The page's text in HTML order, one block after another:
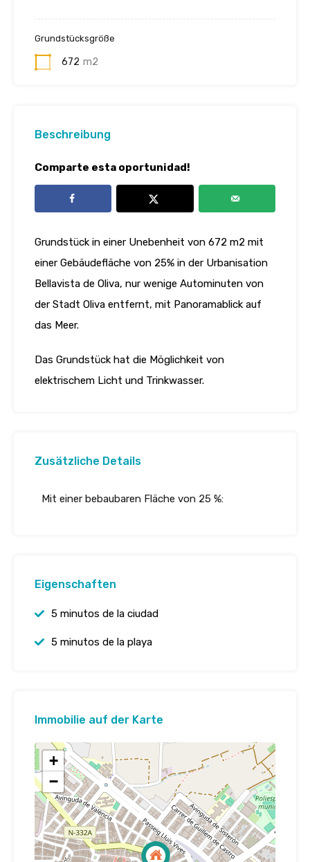
Grundstücksgröße
672 m2
Beschreibung
Comparte esta oportunidad!
Grundstück in einer Unebenheit von 672 m2 mit
einer Gebäudefläche von 25% in der Urbanisation
Bellavista de Oliva, nur wenige Autominuten von
der Stadt Oliva entfernt, mit Panoramablick auf
das Meer.
Das Grundstück hat die Möglichkeit von
elektrischem Licht und Trinkwasser.
Zusätzliche Details
Mit einer bebaubaren Fläche von 25 %:
Eigenschaften
5 minutos de la ciudad
5 minutos de la playa
Immobilie auf der Karte
+
−